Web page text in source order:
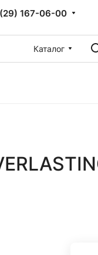
167-06-00
Каталог